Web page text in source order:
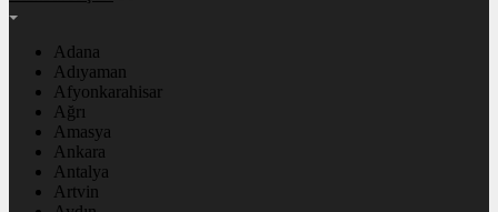
Adana
Adıyaman
Afyonkarahisar
Ağrı
Amasya
Ankara
Antalya
Artvin